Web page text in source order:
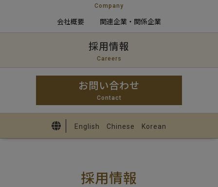
Company
会社概要 関連企業・関係企業
採用情報
Careers
お問い合わせ
Contact
English Chinese Korean
採用情報